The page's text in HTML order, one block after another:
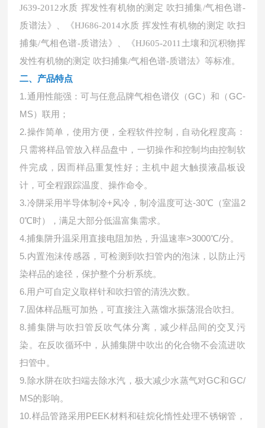
J639-2012水质 挥发性有机物的测定 吹扫捕集/气相色谱-
质谱法》、《HJ686-2014水质 挥发性有机物的测定 吹扫
捕集/气相色谱-质谱法》、《HJ605-2011土壤和沉积物挥
发性有机物的测定 吹扫捕集/气相色谱-质谱法》等标准。
二、产品特点
1.通用性能强：可与任意品牌气相色谱仪（GC）和（GC-
MS）联用；
2.操作简单，使用方便，全程软件控制，自动化程度高：
只需将样品管放入样品盘中，一切操作和控制均由控制软
件完成，因而样品重复性好；主机中超大触摸液晶板设
计，可全程跟踪温度、操作命令。
3.冷阱采用半导体制冷+风冷，制冷温度可达-30℃（室温2
0℃时），满足大部分低温富集需求。
4.捕集阱升温采用直接电阻加热，升温速率>3000℃/分。
5.内置泡沫传感器，可检测到吹扫管内的泡沫，以防止污
染样品的途径，保护整个分析系统。
6.用户可自定义取样针和吹扫管的清洗次数。
7.固体样品瓶可加热，可直接注入蒸馏水振荡混合吹扫。
8.捕集阱与吹扫管反吹气体分离，减少样品间的交叉污
染。在反吹循环中，从捕集阱中吹出的化合物不会流进吹
扫管中。
9.除水阱在吹扫端去除水汽，极大减少水蒸气对GC和GC/
MS的影响。
10.样品管路采用PEEK材料和硅烷化惰性处理不锈钢管，